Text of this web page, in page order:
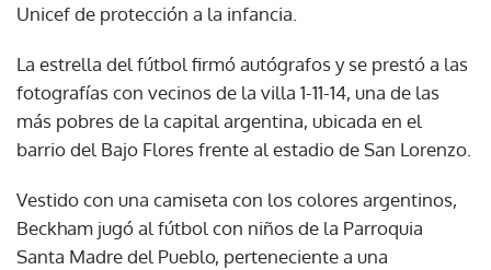
Unicef de protección a la infancia.
La estrella del fútbol firmó autógrafos y se prestó a las
fotografías con vecinos de la villa 1-11-14, una de las
más pobres de la capital argentina, ubicada en el
barrio del Bajo Flores frente al estadio de San Lorenzo.
Vestido con una camiseta con los colores argentinos,
Beckham jugó al fútbol con niños de la Parroquia
Santa Madre del Pueblo, perteneciente a una